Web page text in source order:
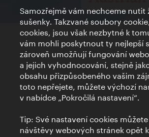
Samozřejmě vám nechceme nutit
sušenky. Takzvané soubory
cookies, jsou však nezbytné k
vám mohli poskytnout ty nejlepší
zároveň umožňují fungování
a jejich vyhodnocování, stejně
obsahu přizpůsobeného vašim
toto nepřejete, můžete výchozí
v nabídce „Pokročilá nastavení“.
Tip: Své nastavení cookies
návštěvy webových stránek opět